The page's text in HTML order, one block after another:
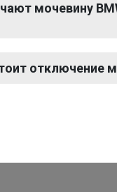
мочевину
отключение